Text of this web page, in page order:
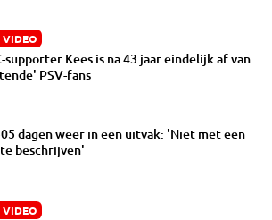
VIDEO
supporter Kees is na 43 jaar eindelijk af van
PSV-fans
dagen weer in een uitvak: 'Niet met een
beschrijven'
VIDEO